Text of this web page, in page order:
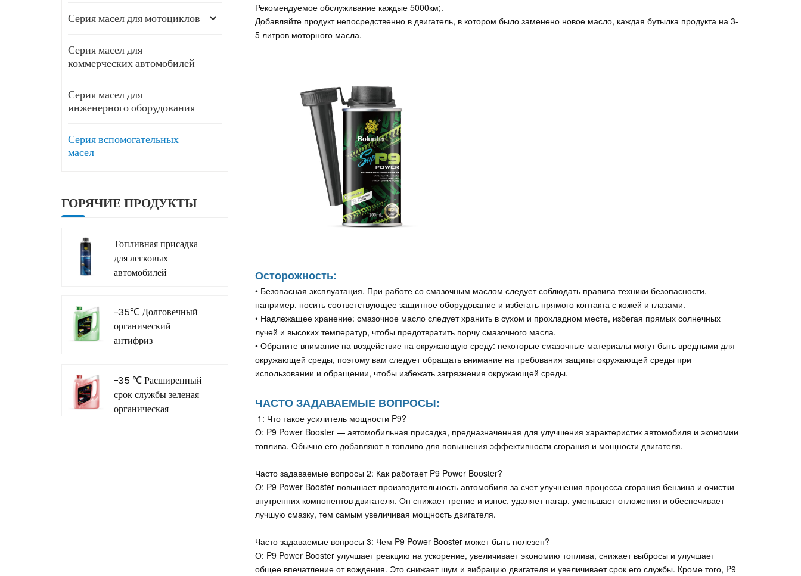
Рекомендуемое обслуживание каждые 5000км;.
Добавляйте продукт непосредственно в двигатель, в котором было заменено новое масло, каждая бутылка продукта на 3-
5 литров моторного масла.
Осторожность:
• Безопасная эксплуатация. При работе со смазочным маслом следует соблюдать правила техники безопасности,
например, носить соответствующее защитное оборудование и избегать прямого контакта с кожей и глазами.
• Надлежащее хранение: смазочное масло следует хранить в сухом и прохладном месте, избегая прямых солнечных
лучей и высоких температур, чтобы предотвратить порчу смазочного масла.
• Обратите внимание на воздействие на окружающую среду: некоторые смазочные материалы могут быть вредными для
окружающей среды, поэтому вам следует обращать внимание на требования защиты окружающей среды при
использовании и обращении, чтобы избежать загрязнения окружающей среды.
ЧАСТО ЗАДАВАЕМЫЕ ВОПРОСЫ:
1: Что такое усилитель мощности P9?
О: P9 Power Booster — автомобильная присадка, предназначенная для улучшения характеристик автомобиля и экономии
топлива. Обычно его добавляют в топливо для повышения эффективности сгорания и мощности двигателя.
Часто задаваемые вопросы 2: Как работает P9 Power Booster?
О: P9 Power Booster повышает производительность автомобиля за счет улучшения процесса сгорания бензина и очистки
внутренних компонентов двигателя. Он снижает трение и износ, удаляет нагар, уменьшает отложения и обеспечивает
лучшую смазку, тем самым увеличивая мощность двигателя.
Часто задаваемые вопросы 3: Чем P9 Power Booster может быть полезен?
О: P9 Power Booster улучшает реакцию на ускорение, увеличивает экономию топлива, снижает выбросы и улучшает
общее впечатление от вождения. Это снижает шум и вибрацию двигателя и увеличивает срок его службы. Кроме того, P9
Серия масел для мотоциклов
Серия масел для
коммерческих автомобилей
Серия масел для
инженерного оборудования
Серия вспомогательных
масел
ГОРЯЧИЕ ПРОДУКТЫ
Топливная присадка
для легковых
автомобилей
производитель
внедорожников
-35℃ Долговечный
органический
антифриз
коммерческого
транспорта
-35 ℃ Расширенный
срок службы зеленая
органическая